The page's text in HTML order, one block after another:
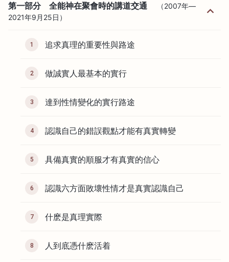
第一部分 全能神在聚會時的講道交通
（2007年—
2021年9月25日）
1 追求真理的重要性與路途
2 做誠實人最基本的實行
3 達到性情變化的實行路途
4 認識自己的錯誤觀點才能有真實轉變
5 具備真實的順服才有真實的信心
6 認識六方面敗壞性情才是真實認識自己
7 什麽是真理實際
8 人到底憑什麽活着